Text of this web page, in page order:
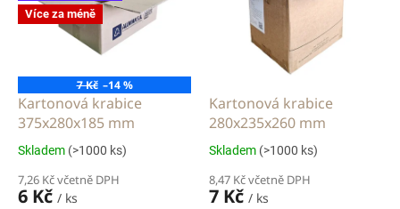
o
u
ů
Více za méně
7 Kč –14 %
Kartonová krabice
375x280x185 mm
Skladem (>1000 ks)
7,26 Kč včetně DPH
6 Kč / ks
Kartonová krabice
280x235x260 mm
Skladem (>1000 ks)
8,47 Kč včetně DPH
7 Kč / ks